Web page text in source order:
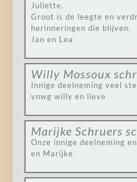
Juliette.
Groot is de leegte en
herinneringen die blijven.
Jan en Lea
Willy Mossoux
Innige deelneming veel
vnwg willy en lieve
Marijke Schruers
Onze innige deelneming
en Marijke